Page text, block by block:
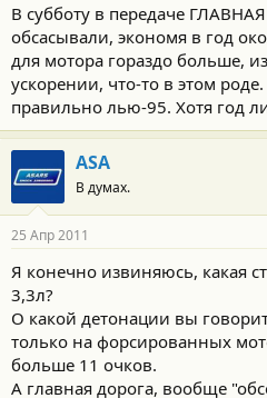
В субботу в передаче
обсасывали, экономя в год
для мотора гораздо больше,
ускорении, что-то в этом
правильно лью-95. Хотя год
ASA
В думах.
25 Апр 2011
Я конечно извиняюсь, какая
3,3л?
О какой детонации вы
только на форсированных
больше 11 очков.
А главная дорога, вообще